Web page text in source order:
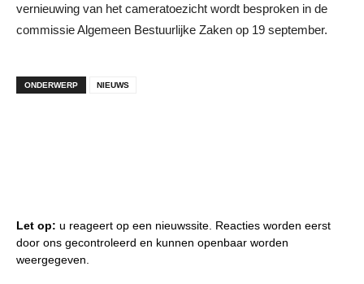
vernieuwing van het cameratoezicht wordt besproken in de
commissie Algemeen Bestuurlijke Zaken op 19 september.
ONDERWERP NIEUWS
Let op: u reageert op een nieuwssite. Reacties worden eerst
door ons gecontroleerd en kunnen openbaar worden
weergegeven.